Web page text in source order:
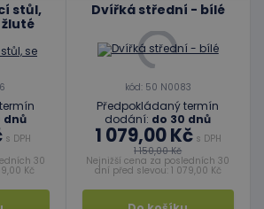
stůl,
dnů
s DPH
30
Kč
Dvířká střední - bílé
kód: 50 N0083
Předpokládaný termín
dodání: do 30 dnů
1 079,00 Kčs DPH
1 150,00 Kč
Nejnižší cena za posledních 30
dní před slevou: 1 079,00 Kč